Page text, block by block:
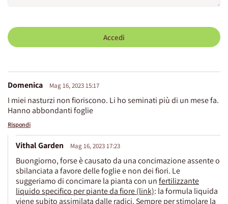
Accedi
Domenica Mag 16, 2023 15:17
I miei nasturzi non fioriscono. Li ho seminati più di un mese fa.
Hanno abbondanti foglie
Rispondi
Vithal Garden Mag 16, 2023 17:23
Buongiorno, forse è causato da una concimazione assente o
sbilanciata a favore delle foglie e non dei fiori. Le
suggeriamo di concimare la pianta con unfertilizzante
liquido specifico per piante da fiore (link): la formula liquida
viene subito assimilata dalle radici. Sempre per stimolare la